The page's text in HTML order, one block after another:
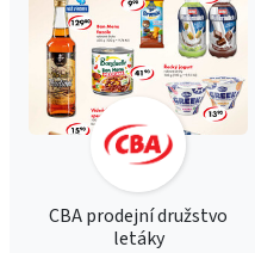
CBA prodejní družstvo
letáky